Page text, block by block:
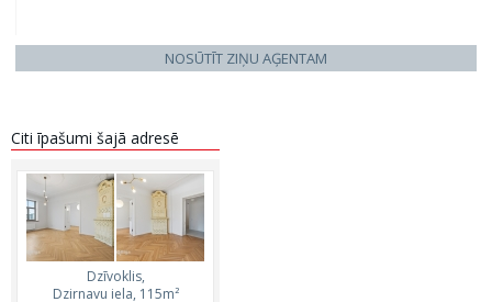
NOSŪTĪT ZIŅU AĢENTAM
Citi īpašumi šajā adresē
Dzīvoklis,
Dzirnavu iela, 115m²